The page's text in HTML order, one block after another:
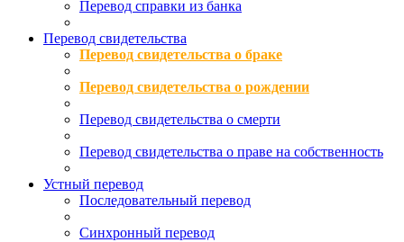
Перевод справки из банка
Перевод свидетельства
Перевод свидетельства о браке
Перевод свидетельства о рождении
Перевод свидетельства о смерти
Перевод свидетельства о праве на собственность
Устный перевод
Последовательный перевод
Синхронный перевод